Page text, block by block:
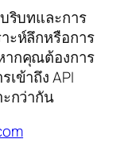
ริบทและการ
ะห์ลึกหรือการ
ากคุณต้องการ
ข้าถึง API
กว่ากัน